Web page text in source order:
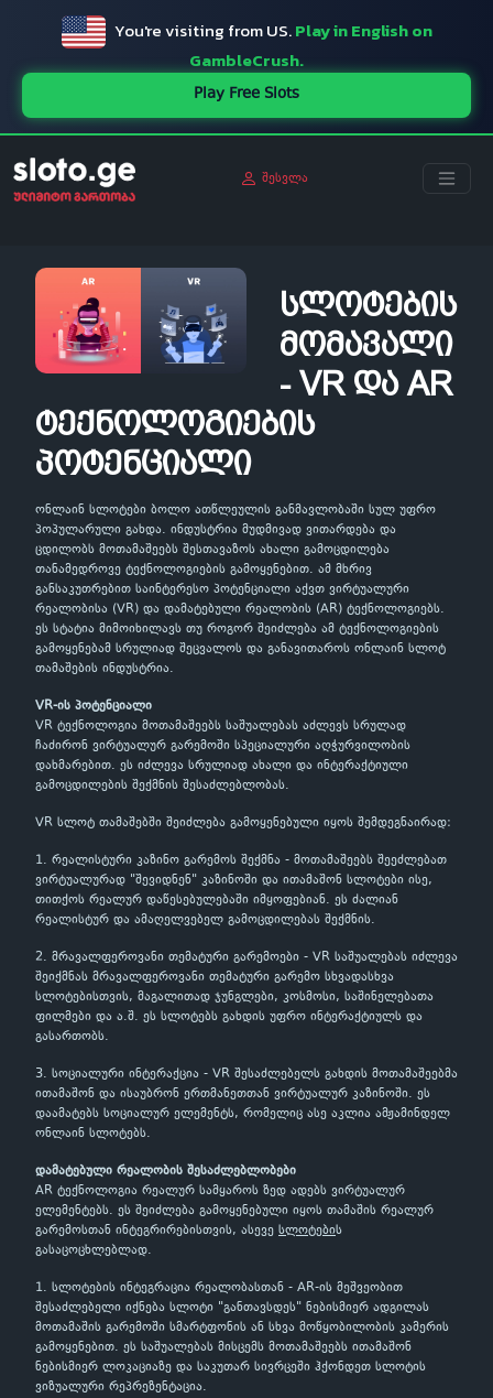
You're visiting from US.Play in English on
GambleCrush.
Play Free Slots
შესვლა
სლოტების
მომავალი
- VR და AR
ტექნოლოგიების
პოტენციალი
ონლაინ სლოტები ბოლო ათწლეულის განმავლობაში სულ უფრო
პოპულარული გახდა. ინდუსტრია მუდმივად ვითარდება და
ცდილობს მოთამაშეებს შესთავაზოს ახალი გამოცდილება
თანამედროვე ტექნოლოგიების გამოყენებით. ამ მხრივ
განსაკუთრებით საინტერესო პოტენციალი აქვთ ვირტუალური
რეალობისა (VR) და დამატებული რეალობის (AR) ტექნოლოგიებს.
ეს სტატია მიმოიხილავს თუ როგორ შეიძლება ამ ტექნოლოგიების
გამოყენებამ სრულიად შეცვალოს და განავითაროს ონლაინ სლოტ
თამაშების ინდუსტრია.
VR-ის პოტენციალი
VR ტექნოლოგია მოთამაშეებს საშუალებას აძლევს სრულად
ჩაძირონ ვირტუალურ გარემოში სპეციალური აღჭურვილობის
დახმარებით. ეს იძლევა სრულიად ახალი და ინტერაქტიული
გამოცდილების შექმნის შესაძლებლობას.
VR სლოტ თამაშებში შეიძლება გამოყენებული იყოს შემდეგნაირად:
1. რეალისტური კაზინო გარემოს შექმნა - მოთამაშეებს შეეძლებათ
ვირტუალურად "შევიდნენ" კაზინოში და ითამაშონ სლოტები ისე,
თითქოს რეალურ დაწესებულებაში იმყოფებიან. ეს ძალიან
რეალისტურ და ამაღელვებელ გამოცდილებას შექმნის.
2. მრავალფეროვანი თემატური გარემოები - VR საშუალებას იძლევა
შეიქმნას მრავალფეროვანი თემატური გარემო სხვადასხვა
სლოტებისთვის, მაგალითად ჯუნგლები, კოსმოსი, საშინელებათა
ფილმები და ა.შ. ეს სლოტებს გახდის უფრო ინტერაქტიულს და
გასართობს.
3. სოციალური ინტერაქცია - VR შესაძლებელს გახდის მოთამაშეებმა
ითამაშონ და ისაუბრონ ერთმანეთთან ვირტუალურ კაზინოში. ეს
დაამატებს სოციალურ ელემენტს, რომელიც ასე აკლია ამჟამინდელ
ონლაინ სლოტებს.
დამატებული რეალობის შესაძლებლობები
AR ტექნოლოგია რეალურ სამყაროს ზედ ადებს ვირტუალურ
ელემენტებს. ეს შეიძლება გამოყენებული იყოს თამაშის რეალურ
გარემოსთან ინტეგრირებისთვის, ასევე სლოტების
გასაცოცხლებლად.
1. სლოტების ინტეგრაცია რეალობასთან - AR-ის მეშვეობით
შესაძლებელი იქნება სლოტი "განთავსდეს" ნებისმიერ ადგილას
მოთამაშის გარემოში სმარტფონის ან სხვა მოწყობილობის კამერის
გამოყენებით. ეს საშუალებას მისცემს მოთამაშეებს ითამაშონ
ნებისმიერ ლოკაციაზე და საკუთარ სივრცეში ჰქონდეთ სლოტის
ვიზუალური რეპრეზენტაცია.